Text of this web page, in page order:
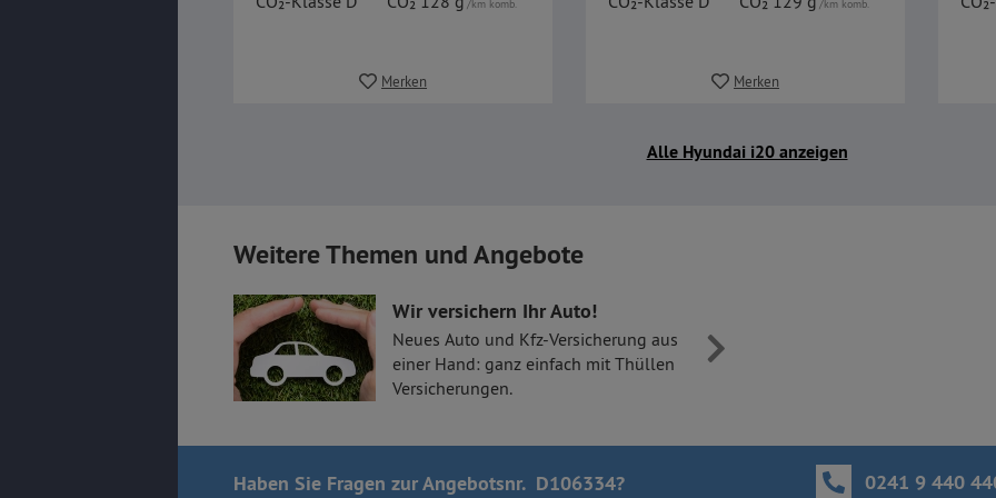
/km komb.
Merken
/km komb.
Merken
Alle Hyundai i20 anzeigen
Weitere Themen und Angebote
Wir versichern Ihr Auto!
Neues Auto und Kfz-Versicherung aus
einer Hand: ganz einfach mit Thüllen
Versicherungen.
Haben Sie Fragen zur Angebotsnr. D106334? 0241 9 440